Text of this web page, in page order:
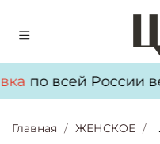
по всей России
Главная ЖЕНСКОЕ